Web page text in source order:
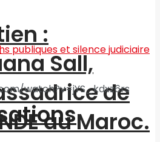
:
Sall,
de
au Maroc.
watch?v=jYS_kdxz6rs